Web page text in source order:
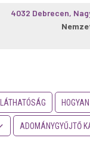
4032 Debrecen,
ADOMÁNYGYŰJTŐ